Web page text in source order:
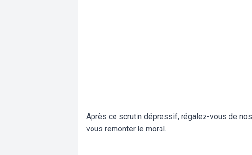
Après ce scrutin dépressif, régalez-vous de nos
vous remonter le moral.